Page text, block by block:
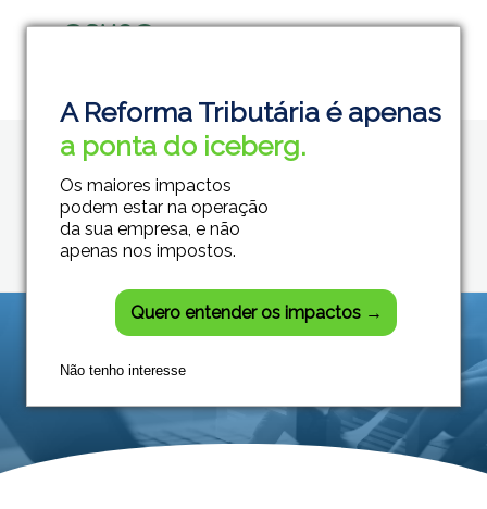
A Reforma Tributária é apenas
a ponta do iceberg.
Os maiores impactos
podem estar na operação
da sua empresa, e não
apenas nos impostos.
Quero entender os impactos →
Não tenho interesse
Grupo Módulos
Sistemas Contábeis e Empresariais
Posts tagged:
Otimização de
conteúdo